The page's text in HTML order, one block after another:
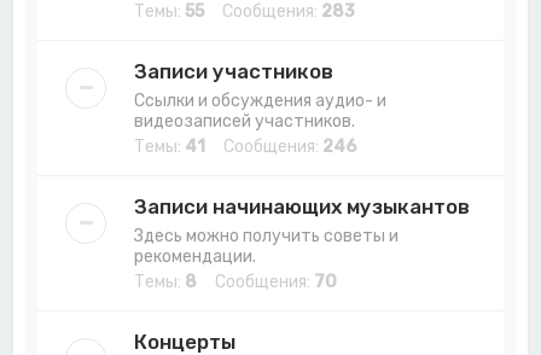
Темы: 55 Сообщения: 283
Записи участников
Ссылки и обсуждения аудио- и
видеозаписей участников.
Темы: 41 Сообщения: 246
Записи начинающих музыкантов
Здесь можно получить советы и
рекомендации.
Темы: 8 Сообщения: 70
Концерты